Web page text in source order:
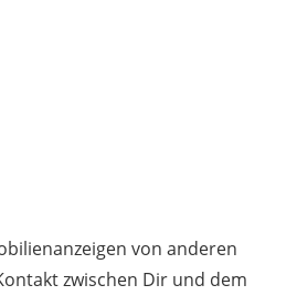
von anderen
zwischen Dir und dem